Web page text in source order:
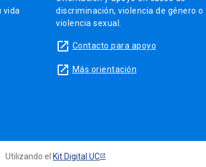
vida
discriminación, violencia de género o
violencia sexual.
launch Contacto para apoyo
launch Más orientación
Utilizando el Kit Digital UC